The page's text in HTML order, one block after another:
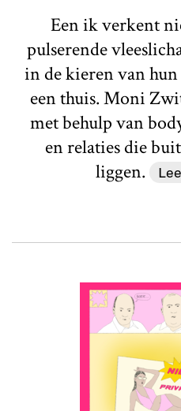
Een ik verkent
pulserende
in de kieren van
een thuis. Moni
met behulp van
en relaties die
liggen.